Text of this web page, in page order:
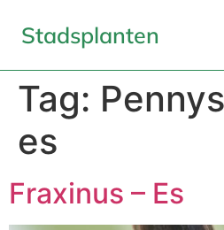
Stadsplanten
Tag:
es
Fraxinus – Es